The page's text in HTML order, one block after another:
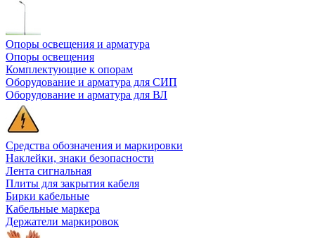
Опоры освещения и арматура
Опоры освещения
Комплектующие к опорам
Оборудование и арматура для СИП
Оборудование и арматура для ВЛ
Средства обозначения и маркировки
Наклейки, знаки безопасности
Лента сигнальная
Плиты для закрытия кабеля
Бирки кабельные
Кабельные маркера
Держатели маркировок